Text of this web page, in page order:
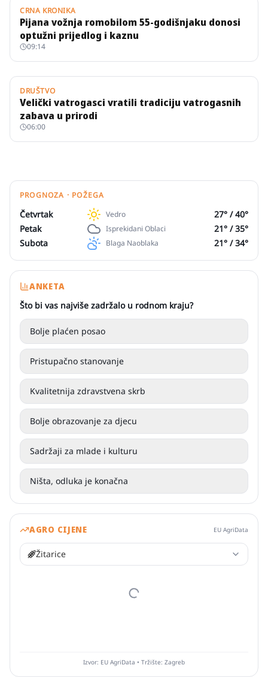
CRNA KRONIKA
Pijana vožnja romobilom 55-godišnjaku donosi
optužni prijedlog i kaznu
09:14
DRUŠTVO
Velički vatrogasci vratili tradiciju vatrogasnih
zabava u prirodi
06:00
PROGNOZA · POŽEGA
Četvrtak Vedro 27° /40°
Petak
Isprekidani Oblaci 21° /35°
Subota
Blaga Naoblaka 21° /34°
ANKETA
Što bi vas najviše zadržalo u rodnom kraju?
Bolje plaćen posao
Pristupačno stanovanje
Kvalitetnija zdravstvena skrb
Bolje obrazovanje za djecu
Sadržaji za mlade i kulturu
Ništa, odluka je konačna
AGRO CIJENE EU AgriData
Žitarice
Izvor: EU AgriData • Tržište: Zagreb